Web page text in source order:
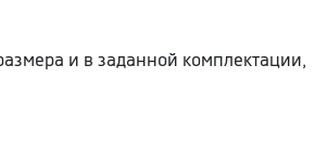
и в заданной комплектации,